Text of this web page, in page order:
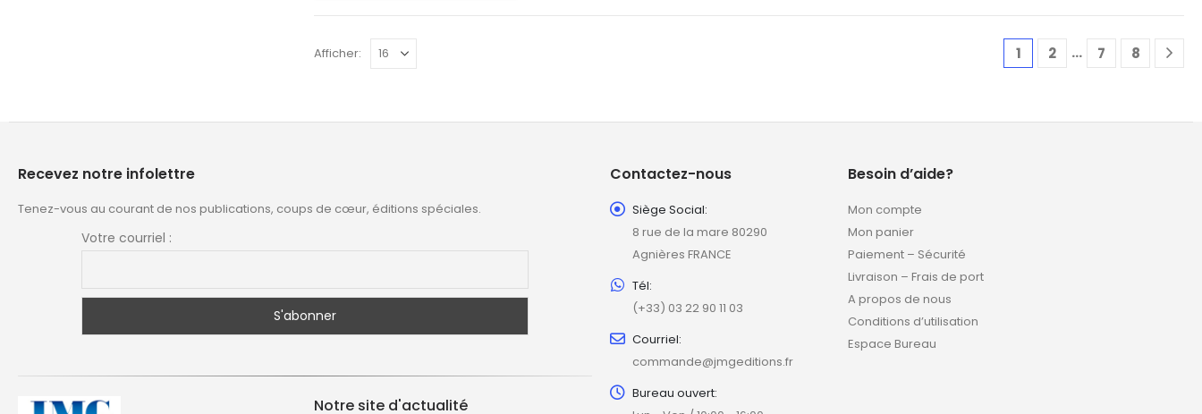
Afficher: 1 2 … 7 8
Recevez notre infolettre
Tenez-vous au courant de nos publications, coups de cœur, éditions spéciales.
Votre courriel :
Notre site d'actualité
Contactez-nous
Siège Social:
8 rue de la mare 80290
Agnières FRANCE
Tél:
(+33) 03 22 90 11 03
Courriel:
commande@jmgeditions.fr
Bureau ouvert:
Besoin d’aide?
Mon compte
Mon panier
Paiement – Sécurité
Livraison – Frais de port
A propos de nous
Conditions d’utilisation
Espace Bureau